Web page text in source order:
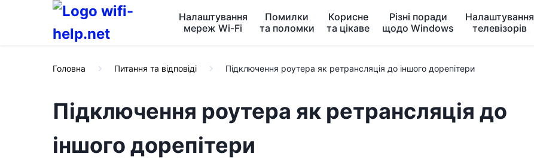
Налаштування
мереж Wi-Fi
Помилки
та поломки
Корисне
та цікаве
Різні поради
щодо Windows
Налаштування
телевізорів
Головна Питання та відповіді Підключення роутера як ретрансляція до іншого дорепітери
Підключення роутера як ретрансляція до
іншого дорепітери